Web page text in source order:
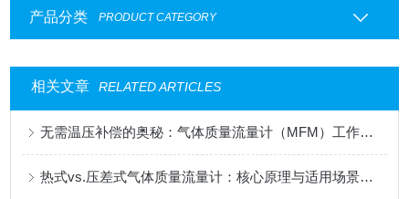
产品分类 PRODUCT CATEGORY
相关文章 RELATED ARTICLES
无需温压补偿的奥秘：气体质量流量计（MFM）工作原理深度解析
热式vs.压差式气体质量流量计：核心原理与适用场景分析